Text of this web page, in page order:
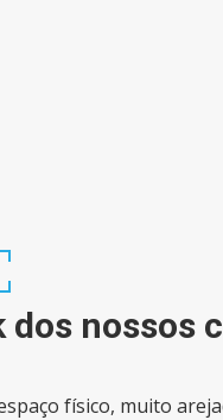
dos nossos
físico, muito